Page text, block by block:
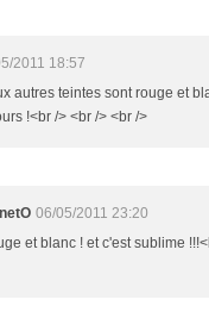
2011 18:57
autres teintes sont rouge et
!<br /> <br /> <br />
06/05/2011 23:20
et blanc ! et c'est sublime